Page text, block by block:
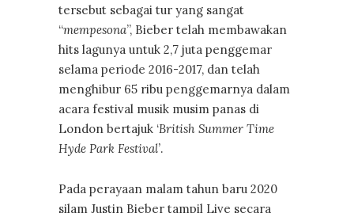
tersebut sebagai tur yang sangat
“mempesona”, Bieber telah membawakan
hits lagunya untuk 2,7 juta penggemar
selama periode 2016-2017, dan telah
menghibur 65 ribu penggemarnya dalam
acara festival musik musim panas di
London bertajuk ‘British Summer Time
Hyde Park Festival’.
Pada perayaan malam tahun baru 2020
silam Justin Bieber tampil Live secara